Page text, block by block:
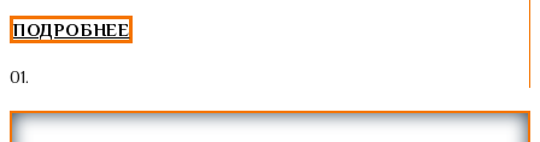
ПОДРОБНЕЕ
01.